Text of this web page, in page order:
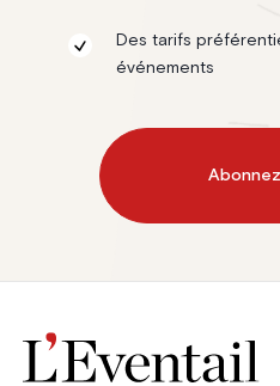
Des tarifs
événements